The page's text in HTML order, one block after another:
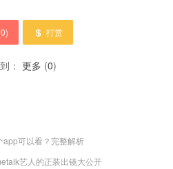
0) 打赏
： 更多 (0)
app可以看？完整解析
艺人的正装出镜大公开